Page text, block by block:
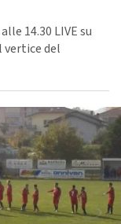
14.30 LIVE su
vertice del